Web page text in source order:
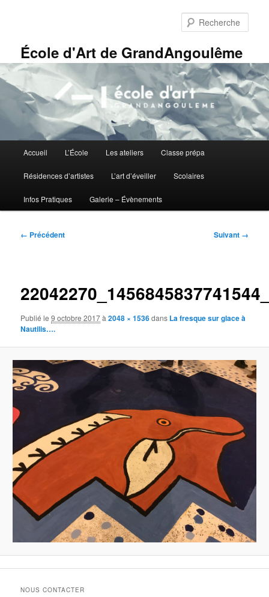
principalÉcole d'Art de GrandAngoulême
principal
Accueil L’École Les ateliers Classe prépa
Résidences d’artistes L’art d’éveiller Scolaires
Infos Pratiques Galerie – Évènements
Navigation
← Précédent Suivant →
Publié le9 octobre 2017à2048 × 1536dans La fresque sur glace à
Nautilis….
NOUS CONTACTER